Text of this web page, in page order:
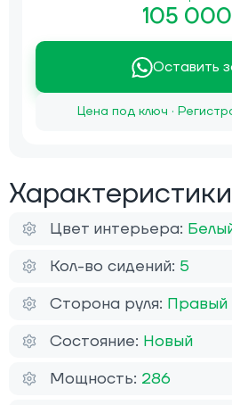
105
Оставить
Цена под ключ ·
Цвет интерьера:
Кол-во сидений: 5
Сторона руля: Правый
Состояние: Новый
Мощность: 286